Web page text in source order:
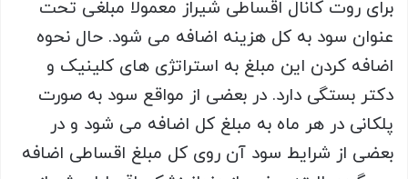
برای روت کانال اقساطی شیراز معمولا مبلغی تحت
عنوان سود به کل هزینه اضافه می شود. حال نحوه
اضافه کردن این مبلغ به استراتژی های کلینیک و
دکتر بستگی دارد. در بعضی از مواقع سود به صورت
پلکانی در هر ماه به مبلغ کل اضافه می شود و در
بعضی از شرایط سود آن روی کل مبلغ اقساطی اضافه